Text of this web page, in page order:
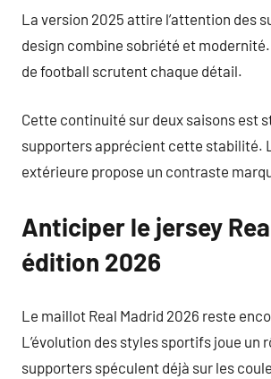
La version 2025 attire l’attention des
design combine sobriété et
de football scrutent chaque détail.
Cette continuité sur deux saisons est
supporters apprécient cette stabilité.
extérieure propose un contraste
Anticiper le jersey
édition 2026
Le maillot Real Madrid 2026 reste
L’évolution des styles sportifs joue un
supporters spéculent déjà sur les